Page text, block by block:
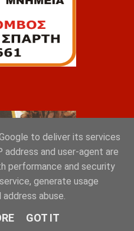
to deliver its services
address and user-agent are
performance and security
generate usage
abuse.
GOT IT